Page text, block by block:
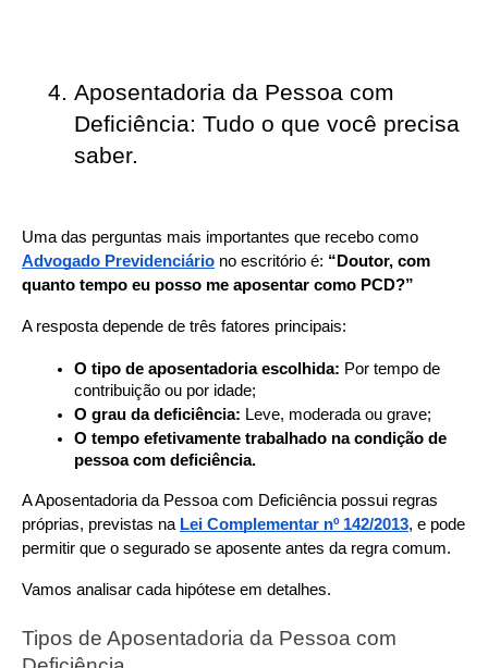
Aposentadoria da Pessoa com
Deficiência: Tudo o que você precisa
saber.
Advogado Previdenciário no escritório é: “Doutor, com
quanto tempo eu posso me aposentar como PCD?”
A resposta depende de três fatores principais:
O tipo de aposentadoria escolhida: Por tempo de
contribuição ou por idade;
O grau da deficiência: Leve, moderada ou grave;
O tempo efetivamente trabalhado na condição de
pessoa com deficiência.
A Aposentadoria da Pessoa com Deficiência possui regras
próprias, previstas na Lei Complementar nº 142/2013, e pode
permitir que o segurado se aposente antes da regra comum.
Vamos analisar cada hipótese em detalhes.
Tipos de Aposentadoria da Pessoa com